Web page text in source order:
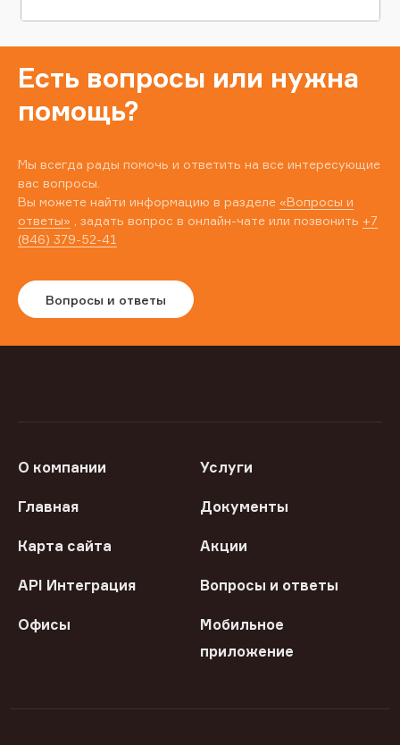
Есть вопросы или нужна
помощь?
Мы всегда рады помочь и ответить на все интересующие
вас вопросы.
Вы можете найти информацию в разделе «Вопросы и
ответы» , задать вопрос в онлайн-чате или позвонить +7
(846) 379-52-41
Вопросы и ответы
О компании Услуги
Главная Документы
Карта сайта Акции
API Интеграция Вопросы и ответы
Офисы
Мобильное
приложение